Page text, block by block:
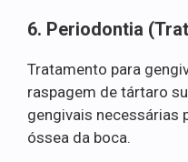
6. Periodontia
Tratamento para
raspagem de tártaro
gengivais necessárias
óssea da boca.